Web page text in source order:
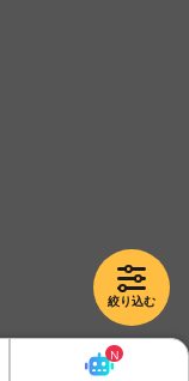
絞り込む